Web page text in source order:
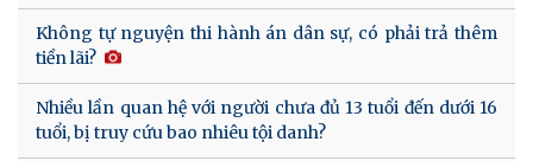
Không tự nguyện thi hành án dân sự, có phải trả thêm
tiền lãi?
Nhiều lần quan hệ với người chưa đủ 13 tuổi đến dưới 16
tuổi, bị truy cứu bao nhiêu tội danh?